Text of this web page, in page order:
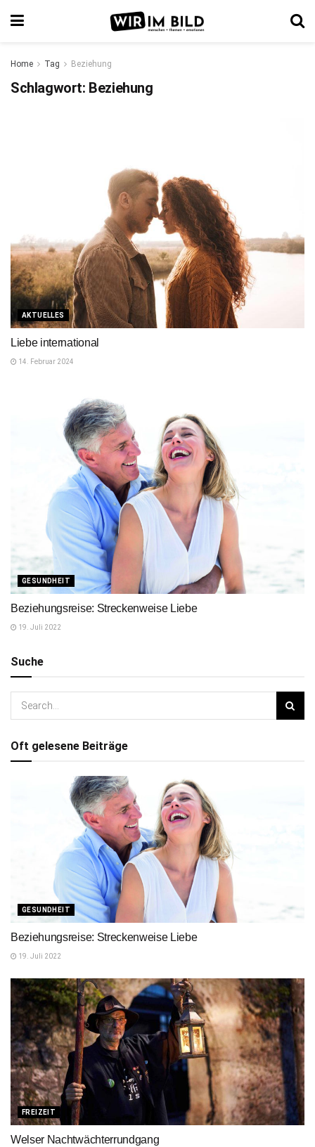
Home Tag Beziehung
Schlagwort: Beziehung
AKTUELLES
Liebe international
14. Februar 2024
GESUNDHEIT
Beziehungsreise: Streckenweise Liebe
19. Juli 2022
Suche
Oft gelesene Beiträge
GESUNDHEIT
Beziehungsreise: Streckenweise Liebe
19. Juli 2022
FREIZEIT
Welser Nachtwächterrundgang